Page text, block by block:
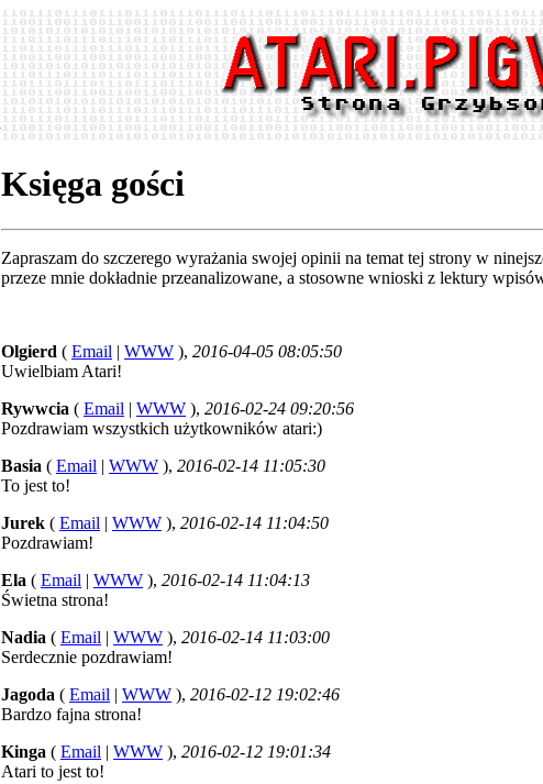
Księga gości
Zapraszam do szczerego wyrażania swojej opinii na temat tej strony w
przeze mnie dokładnie przeanalizowane, a stosowne wnioski z lektury
Olgierd ( Email | WWW ), 2016-04-05 08:05:50
Uwielbiam Atari!
Rywwcia ( Email | WWW ), 2016-02-24 09:20:56
Pozdrawiam wszystkich użytkowników atari:)
Basia ( Email | WWW ), 2016-02-14 11:05:30
To jest to!
Jurek ( Email | WWW ), 2016-02-14 11:04:50
Pozdrawiam!
Ela ( Email | WWW ), 2016-02-14 11:04:13
Świetna strona!
Nadia ( Email | WWW ), 2016-02-14 11:03:00
Serdecznie pozdrawiam!
Jagoda ( Email | WWW ), 2016-02-12 19:02:46
Bardzo fajna strona!
Kinga ( Email | WWW ), 2016-02-12 19:01:34
Atari to jest to!